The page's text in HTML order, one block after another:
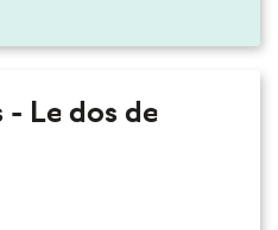
- Le dos de